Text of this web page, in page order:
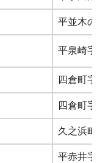
平並木の杜
平泉崎字前
四倉町字鬼
四倉町字鬼
久之浜町久
平赤井字田